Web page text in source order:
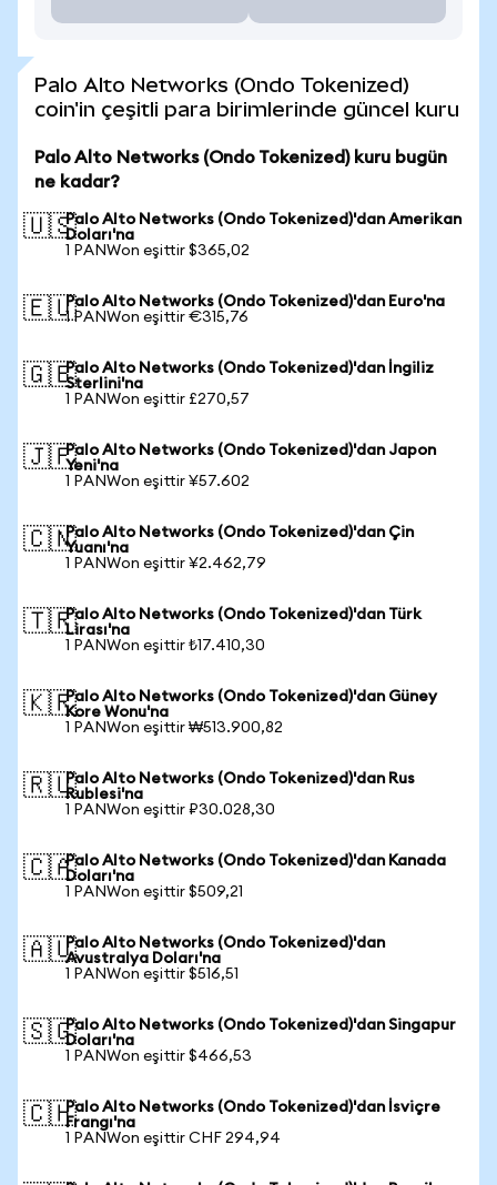
Palo Alto Networks (Ondo Tokenized)
coin'in çeşitli para birimlerinde güncel kuru
Palo Alto Networks (Ondo Tokenized) kuru bugün
ne kadar?
🇺🇸Palo Alto Networks (Ondo Tokenized)'dan Amerikan
Doları'na
1 PANWon eşittir $365,02
🇪🇺Palo Alto Networks (Ondo Tokenized)'dan Euro'na
1 PANWon eşittir €315,76
🇬🇧Palo Alto Networks (Ondo Tokenized)'dan İngiliz
Sterlini'na
1 PANWon eşittir £270,57
🇯🇵Palo Alto Networks (Ondo Tokenized)'dan Japon
Yeni'na
1 PANWon eşittir ¥57.602
🇨🇳Palo Alto Networks (Ondo Tokenized)'dan Çin
Yuanı'na
1 PANWon eşittir ¥2.462,79
🇹🇷Palo Alto Networks (Ondo Tokenized)'dan Türk
Lirası'na
1 PANWon eşittir ₺17.410,30
🇰🇷Palo Alto Networks (Ondo Tokenized)'dan Güney
Kore Wonu'na
1 PANWon eşittir ₩513.900,82
🇷🇺Palo Alto Networks (Ondo Tokenized)'dan Rus
Rublesi'na
1 PANWon eşittir ₽30.028,30
🇨🇦Palo Alto Networks (Ondo Tokenized)'dan Kanada
Doları'na
1 PANWon eşittir $509,21
🇦🇺Palo Alto Networks (Ondo Tokenized)'dan
Avustralya Doları'na
1 PANWon eşittir $516,51
🇸🇬Palo Alto Networks (Ondo Tokenized)'dan Singapur
Doları'na
1 PANWon eşittir $466,53
🇨🇭Palo Alto Networks (Ondo Tokenized)'dan İsviçre
Frangı'na
1 PANWon eşittir CHF 294,94